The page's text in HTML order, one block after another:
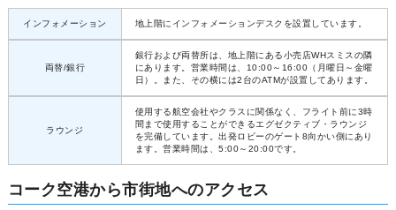
インフォメーション 地上階にインフォメーションデスクを設置しています。
両替/銀行
銀行および両替所は、地上階にある小売店WHスミスの隣
にあります。営業時間は、10:00～16:00（月曜日～金曜
日）。また、その横には2台のATMが設置してあります。
ラウンジ
使用する航空会社やクラスに関係なく、フライト前に3時
間まで使用することができるエグゼクティブ・ラウンジ
を完備しています。出発ロビーのゲート8向かい側にあり
ます。営業時間は、5:00～20:00です。
コーク空港から市街地へのアクセス